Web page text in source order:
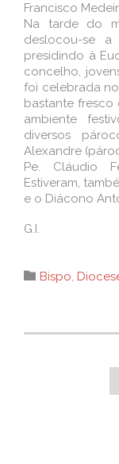
Francisco
Na tarde do
deslocou-se
presidindo à
concelho,
foi celebrada
bastante
ambiente
diversos
Alexandre
Pe. Cláudio
Estiveram,
e o Diácono
G.I.
 Category
Bispo,